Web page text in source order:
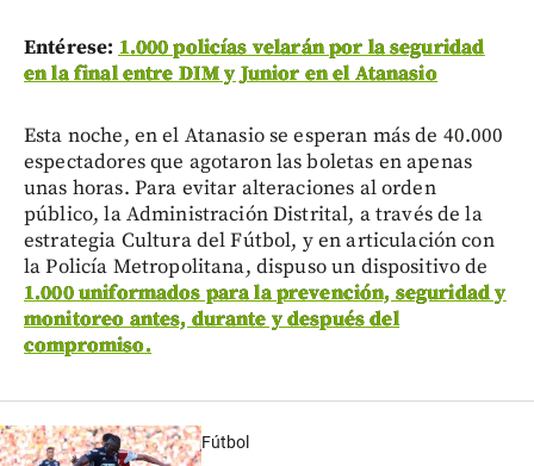
Entérese: 1.000 policías velarán por la seguridad
en la final entre DIM y Junior en el Atanasio
Esta noche, en el Atanasio se esperan más de 40.000
espectadores que agotaron las boletas en apenas
unas horas. Para evitar alteraciones al orden
público, la Administración Distrital, a través de la
estrategia Cultura del Fútbol, y en articulación con
la Policía Metropolitana, dispuso un dispositivo de
1.000 uniformados para la prevención, seguridad y
monitoreo antes, durante y después del
compromiso.
Fútbol